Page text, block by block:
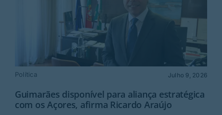
Política Julho 9, 2026
Guimarães disponível para aliança estratégica
com os Açores, afirma Ricardo Araújo